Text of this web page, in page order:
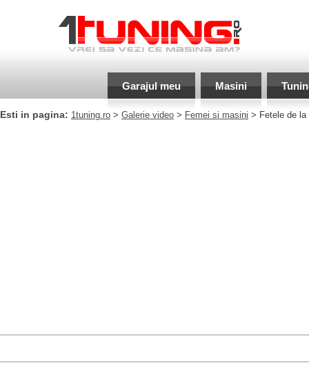
Garajul meu Masini
Esti in pagina: 1tuning.ro > Galerie video > Femei si masini > Fetele de la